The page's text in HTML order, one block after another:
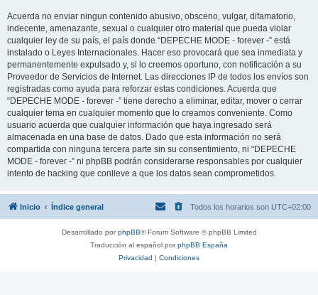
Acuerda no enviar ningun contenido abusivo, obsceno, vulgar, difamatorio,
indecente, amenazante, sexual o cualquier otro material que pueda violar
cualquier ley de su país, el país donde “DEPECHE MODE - forever -” está
instalado o Leyes Internacionales. Hacer eso provocará que sea inmediata y
permanentemente expulsado y, si lo creemos oportuno, con notificación a su
Proveedor de Servicios de Internet. Las direcciones IP de todos los envíos son
registradas como ayuda para reforzar estas condiciones. Acuerda que
“DEPECHE MODE - forever -” tiene derecho a eliminar, editar, mover o cerrar
cualquier tema en cualquier momento que lo creamos conveniente. Como
usuario acuerda que cualquier información que haya ingresado será
almacenada en una base de datos. Dado que esta información no será
compartida con ninguna tercera parte sin su consentimiento, ni “DEPECHE
MODE - forever -” ni phpBB podrán considerarse responsables por cualquier
intento de hacking que conlleve a que los datos sean comprometidos.
Inicio Índice general Todos los horarios son UTC+02:00
Desarrollado porphpBB® Forum Software © phpBB Limited
Traducción al español porphpBB España
Privacidad | Condiciones